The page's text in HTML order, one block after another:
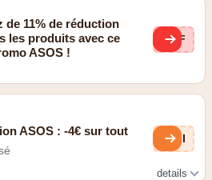
de 11% de réduction
les produits avec ce
ASOS !
AFF
ASOS : -4€ sur tout
qpI
details